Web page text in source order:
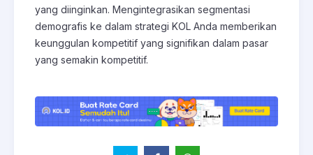
yang diinginkan. Mengintegrasikan segmentasi
demografis ke dalam strategi KOL Anda memberikan
keunggulan kompetitif yang signifikan dalam pasar
yang semakin kompetitif.